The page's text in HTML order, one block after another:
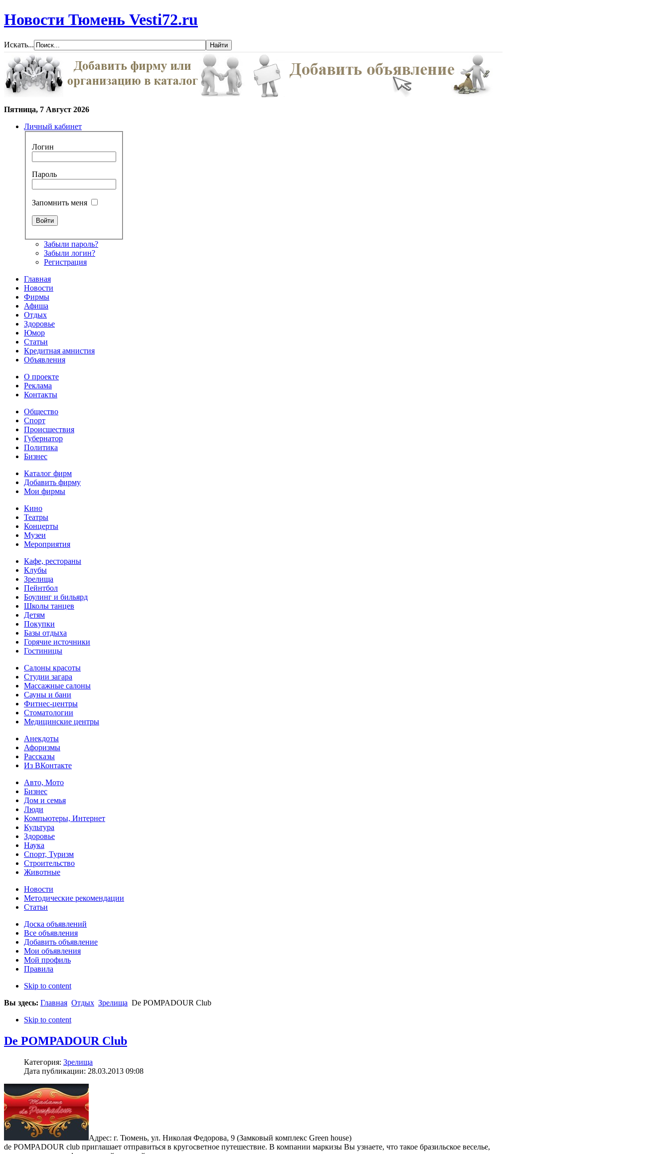
Новости Тюмень Vesti72.ru
Искать...
Пятница, 7 Август 2026
Личный кабинет
Логин
Пароль
Запомнить меня
Забыли пароль?
Забыли логин?
Регистрация
Главная
Новости
Фирмы
Афиша
Отдых
Здоровье
Юмор
Статьи
Кредитная амнистия
Объявления
О проекте
Реклама
Контакты
Общество
Спорт
Происшествия
Губернатор
Политика
Бизнес
Каталог фирм
Добавить фирму
Мои фирмы
Кино
Театры
Концерты
Музеи
Мероприятия
Кафе, рестораны
Клубы
Зрелища
Пейнтбол
Боулинг и бильярд
Школы танцев
Детям
Покупки
Базы отдыха
Горячие источники
Гостиницы
Салоны красоты
Студии загара
Массажные салоны
Сауны и бани
Фитнес-центры
Стоматологии
Медицинские центры
Анекдоты
Афоризмы
Рассказы
Из ВКонтакте
Авто, Мото
Бизнес
Дом и семья
Люди
Компьютеры, Интернет
Культура
Здоровье
Наука
Спорт, Туризм
Строительство
Животные
Новости
Методические рекомендации
Статьи
Доска объявлений
Все объявления
Добавить объявление
Мои объявления
Мой профиль
Правила
Skip to content
Вы здесь: Главная Отдых Зрелища De POMPADOUR Club
Skip to content
De POMPADOUR Club
Категория: Зрелища
Дата публикации: 28.03.2013 09:08
Адрес: г. Тюмень, ул. Николая Федорова, 9 (Замковый комплекс Green house)
de POMPADOUR club приглашает отправиться в кругосветное путешествие. В компании маркизы Вы узнаете, что такое бразильское веселье,